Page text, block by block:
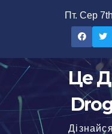
Пт. Сер
Це